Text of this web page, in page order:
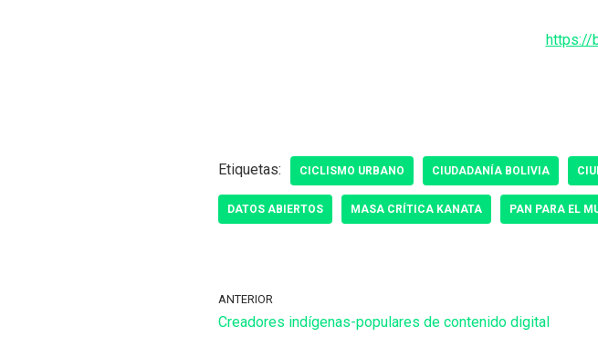
https://
Etiquetas: CICLISMO URBANO CIUDADANÍA BOLIVIA
DATOS ABIERTOS MASA CRÍTICA KANATA PAN PARA EL
ANTERIOR
Creadores indígenas-populares de contenido digital